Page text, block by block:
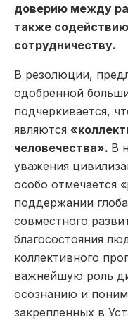
доверию между
также
сотрудничеству.
В резолюции,
одобренной
подчеркивается,
являются
человечества». В
уважения
особо отмечается
поддержании
совместного
благосостояния
коллективного
важнейшую роль
осознанию и
закрепленных в